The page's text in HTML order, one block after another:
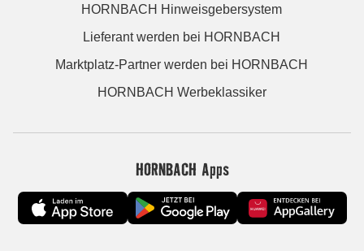
HORNBACH Hinweisgebersystem
Lieferant werden bei HORNBACH
Marktplatz-Partner werden bei HORNBACH
HORNBACH Werbeklassiker
HORNBACH Apps